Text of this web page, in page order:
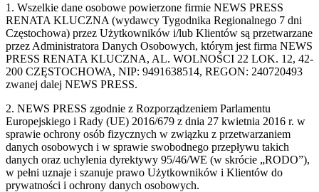
1. Wszelkie dane osobowe powierzone firmie NEWS PRESS
RENATA KLUCZNA (wydawcy Tygodnika Regionalnego 7 dni
Częstochowa) przez Użytkowników i/lub Klientów są przetwarzane
przez Administratora Danych Osobowych, którym jest firma NEWS
PRESS RENATA KLUCZNA, AL. WOLNOŚCI 22 LOK. 12, 42-
200 CZĘSTOCHOWA, NIP: 9491638514, REGON: 240720493
zwanej dalej NEWS PRESS.
2. NEWS PRESS zgodnie z Rozporządzeniem Parlamentu
Europejskiego i Rady (UE) 2016/679 z dnia 27 kwietnia 2016 r. w
sprawie ochrony osób fizycznych w związku z przetwarzaniem
danych osobowych i w sprawie swobodnego przepływu takich
danych oraz uchylenia dyrektywy 95/46/WE (w skrócie „RODO”),
w pełni uznaje i szanuje prawo Użytkowników i Klientów do
prywatności i ochrony danych osobowych.